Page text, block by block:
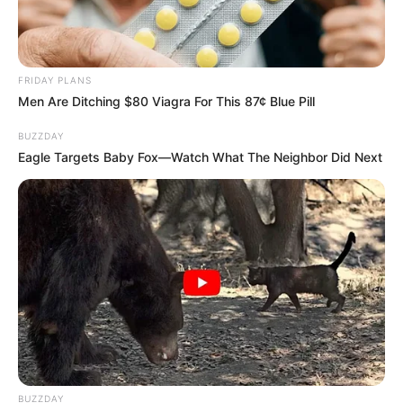
Ο ΜΟΝΑΔΙΚΟΣ ΤΡΟΠΟΣ ΠΟΥ ΥΠΆΡΧΕΙ ΓΙΑ ΝΑ ΚΕΡΔΙΣΕΙΣ
ΜΙΑ ΤΟΣΟ ΚΑΛΟΣΤΗΜΈΝΗ ΑΠΑΤΗ, ΟΠΩΣ ΕΝΑ ΚΑΖΙΝΟ,
ΕΙΝΑΙ ΑΠΛΑ ΝΑ ΜΗΝ “ΠΑΙΞΕΙΣ..” ΜΑΖΙ ΤΟΥ! Ο
ΜΟΝΑΔΙΚΟΣ ΔΕ ΑΝΩΔΥΝΟΣ ΤΡΌΠΟΣ ΓΙΑ ΝΑ
FRIDAY PLANS
Men Are Ditching $80 Viagra For This 87¢ Blue Pill
BUZZDAY
Eagle Targets Baby Fox—Watch What The Neighbor Did Next
BUZZDAY